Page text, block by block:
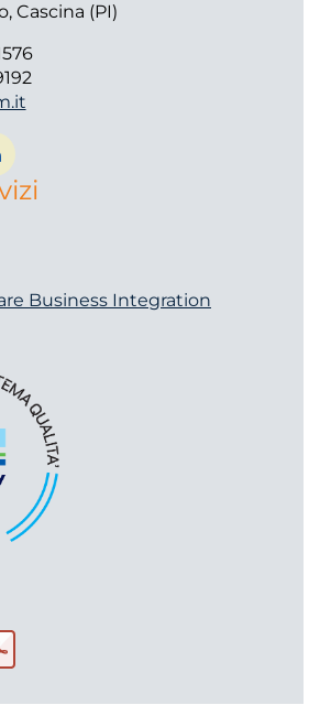
Cascina (PI)
Business Integration